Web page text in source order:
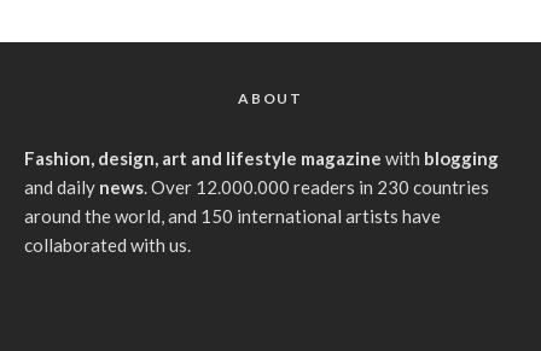
ABOUT
Fashion, design, art and lifestyle magazine with blogging
and daily news. Over 12.000.000 readers in 230 countries
around the world, and 150 international artists have
collaborated with us.